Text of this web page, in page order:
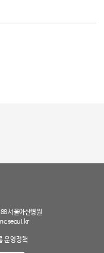
서울아산병원
운영정책